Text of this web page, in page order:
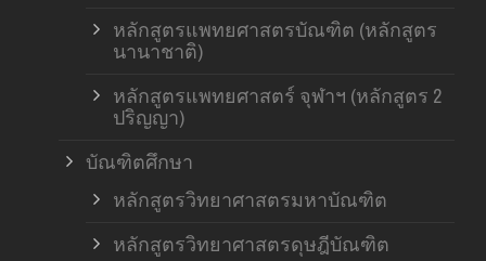
หลักสูตรแพทยศาสตรบัณฑิต (หลักสูตร
นานาชาติ)
หลักสูตรแพทยศาสตร์ จุฬาฯ (หลักสูตร 2
ปริญญา)
บัณฑิตศึกษา
หลักสูตรวิทยาศาสตรมหาบัณฑิต
หลักสูตรวิทยาศาสตรดุษฎีบัณฑิต